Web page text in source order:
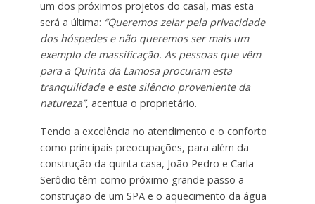
um dos próximos projetos do casal, mas esta
será a última: “Queremos zelar pela privacidade
dos hóspedes e não queremos ser mais um
exemplo de massificação. As pessoas que vêm
para a Quinta da Lamosa procuram esta
tranquilidade e este silêncio proveniente da
natureza”, acentua o proprietário.
Tendo a excelência no atendimento e o conforto
como principais preocupações, para além da
construção da quinta casa, João Pedro e Carla
Serôdio têm como próximo grande passo a
construção de um SPA e o aquecimento da água